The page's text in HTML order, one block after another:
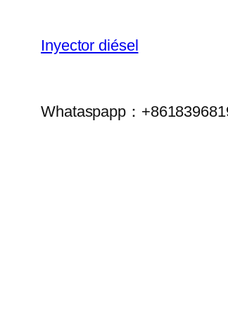
Inyector diésel
Whataspapp：